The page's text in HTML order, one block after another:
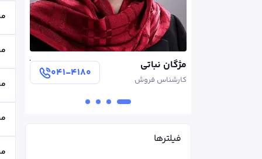
۰۴۱-۴۱۸۰ آرمین سروی
مدير فروش
فیلترها